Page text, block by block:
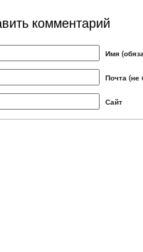
комментарий
Имя
Почта (не
Сайт